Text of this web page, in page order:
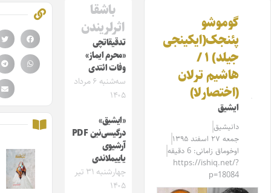
گوموشو
پئنجک(ایکینجی
جیلد) ۱ /
هاشیم ترلان‌
(اختصارلا)
ایشیق
دانیشیق
جمعه ۲۷ اسفند ۱۳۹۵
اوخوماق زامانی: 6 دقیقه
https://ishiq.net/?
p=18084
باشقا
اثرلریندن
تدقیقاتچی
«محرم ایماز»
وفات ائتدی
سه‌شنبه ۶ مرداد
۱۴۰۵
«ایشیق»
درگیسی‌نین PDF
آرشیوی
یاییملاندی
چهارشنبه ۳۱ تیر
۱۴۰۵